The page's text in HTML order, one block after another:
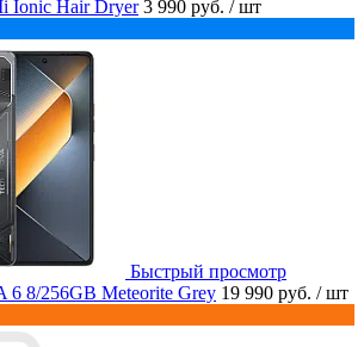
Ionic Hair Dryer 3 990 руб. / шт
Быстрый просмотр
6 8/256GB Meteorite Grey 19 990 руб. / шт